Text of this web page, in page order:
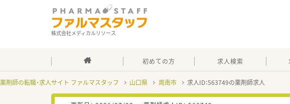
株式会社メディカルリソース
初めての方 求人検索
薬剤師の転職・求人サイト ファルマスタッフ 山口県 周南市 求人ID：563749の薬剤師求人